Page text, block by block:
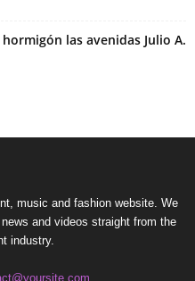
las avenidas Julio A.
music and fashion website. We
and videos straight from the
industry.